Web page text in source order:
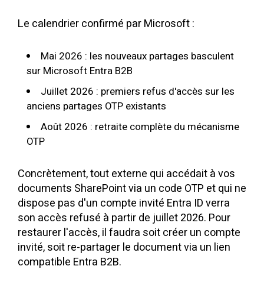
Le calendrier confirmé par Microsoft :
Mai 2026 : les nouveaux partages basculent
sur Microsoft Entra B2B
Juillet 2026 : premiers refus d'accès sur les
anciens partages OTP existants
Août 2026 : retraite complète du mécanisme
OTP
Concrètement, tout externe qui accédait à vos
documents SharePoint via un code OTP et qui ne
dispose pas d'un compte invité Entra ID verra
son accès refusé à partir de juillet 2026. Pour
restaurer l'accès, il faudra soit créer un compte
invité, soit re-partager le document via un lien
compatible Entra B2B.